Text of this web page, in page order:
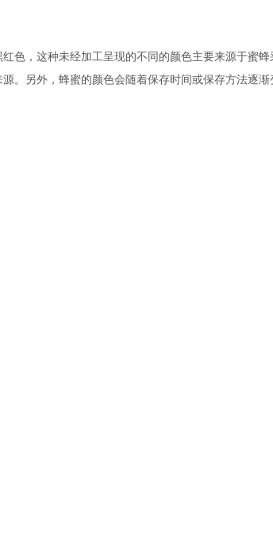
色，这种未经加工呈现的不同的颜色主要来源于蜜
。另外，蜂蜜的颜色会随着保存时间或保存方法逐渐